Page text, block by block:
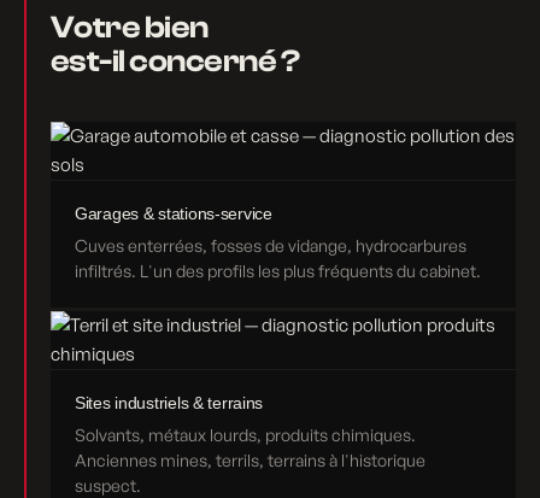
Votre bien
est-il concerné ?
Garages & stations-service
Cuves enterrées, fosses de vidange, hydrocarbures
infiltrés. L'un des profils les plus fréquents du cabinet.
Sites industriels & terrains
Solvants, métaux lourds, produits chimiques.
Anciennes mines, terrils, terrains à l'historique
suspect.